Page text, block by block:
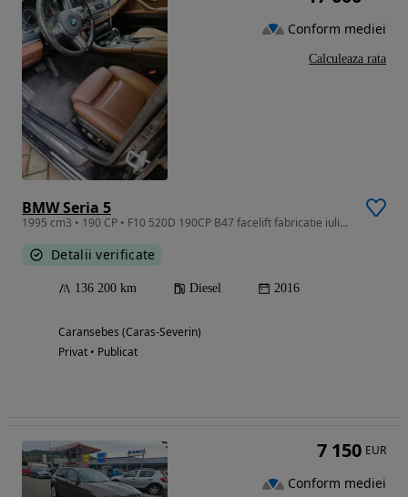
BMW Seria 5
1995 cm3 • 190 CP • F10 520D 190CP B47 facelift fabricatie iulie 2016 136200 km
Detalii verificate
136 200 km Diesel 2016
Caransebes (Caras-Severin)
Privat • Publicat
Conform mediei
Calculeaza rata
7 150 EUR
Conform mediei